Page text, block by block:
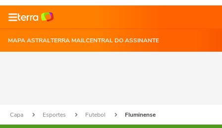
MAPA ASTRALTERRA MAILCENTRAL DO ASSINANTE
Capa Esportes Futebol Fluminense